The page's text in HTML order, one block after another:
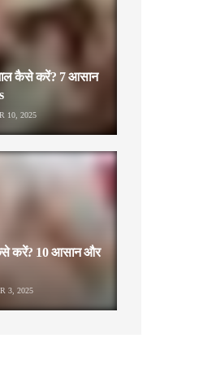
कैसे करें? 7 आसान
10, 2025
करें? 10 आसान और
3, 2025